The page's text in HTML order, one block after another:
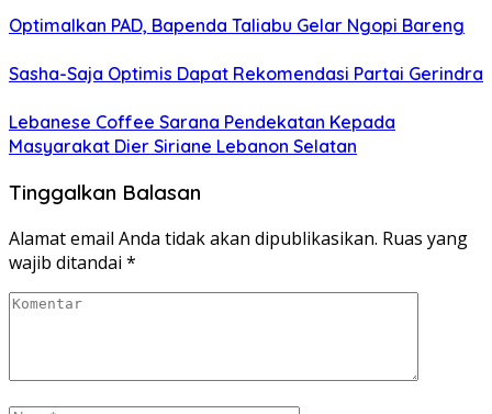
Optimalkan PAD, Bapenda Taliabu Gelar Ngopi Bareng
Sasha-Saja Optimis Dapat Rekomendasi Partai Gerindra
Lebanese Coffee Sarana Pendekatan Kepada
Masyarakat Dier Siriane Lebanon Selatan
Tinggalkan Balasan
Alamat email Anda tidak akan dipublikasikan. Ruas yang
wajib ditandai *